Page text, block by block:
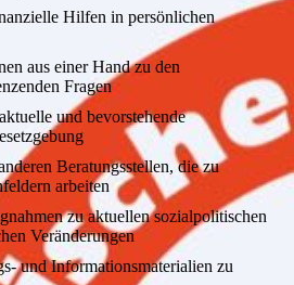
Hilfen in persönlichen
aus einer Hand zu den
Fragen
und bevorstehende
Beratungsstellen, die zu
arbeiten
zu aktuellen sozialpolitischen
Veränderungen
und Informationsmaterialien zu